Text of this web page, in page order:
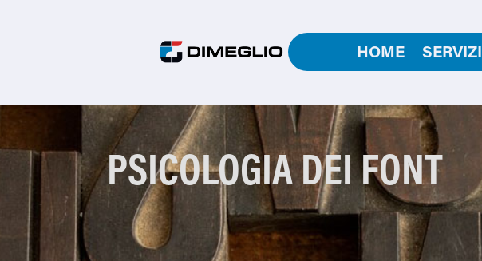
HOME SERVIZI
PSICOLOGIA DEI FONT